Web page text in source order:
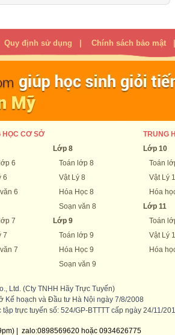
Quy định sử dụng Chính sách bảo mật
HỌC CƠ SỞ
6
6
6
7
7
7
Lớp 8
Toán lớp 8
Vật Lý 8
Hóa Học 8
Soạn văn 8
Lớp 9
Toán lớp 9
Hóa Học 9
Soạn văn 9
TRUNG
Lớp 10
Toán
Vật Lý
Hóa
Lớp 11
Toán
Vật Lý
Hóa
Ltd. (Cty TNHH Hãy Trực Tuyến)
Kế hoạch và Đầu tư Hà Nội ngày 7/8/2008
trực tuyến số: 524/GP-BTTTT cấp ngày 24/11/
| zalo:0898569620 hoặc 0934626775